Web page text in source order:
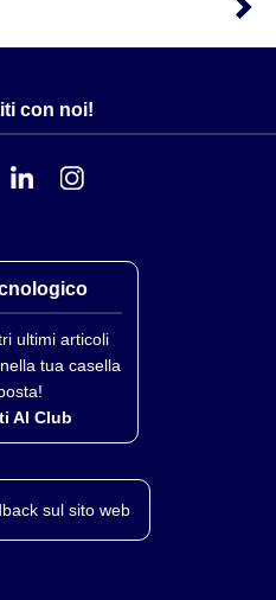
con noi!
ultimi articoli
tua casella
Al Club
sul sito web